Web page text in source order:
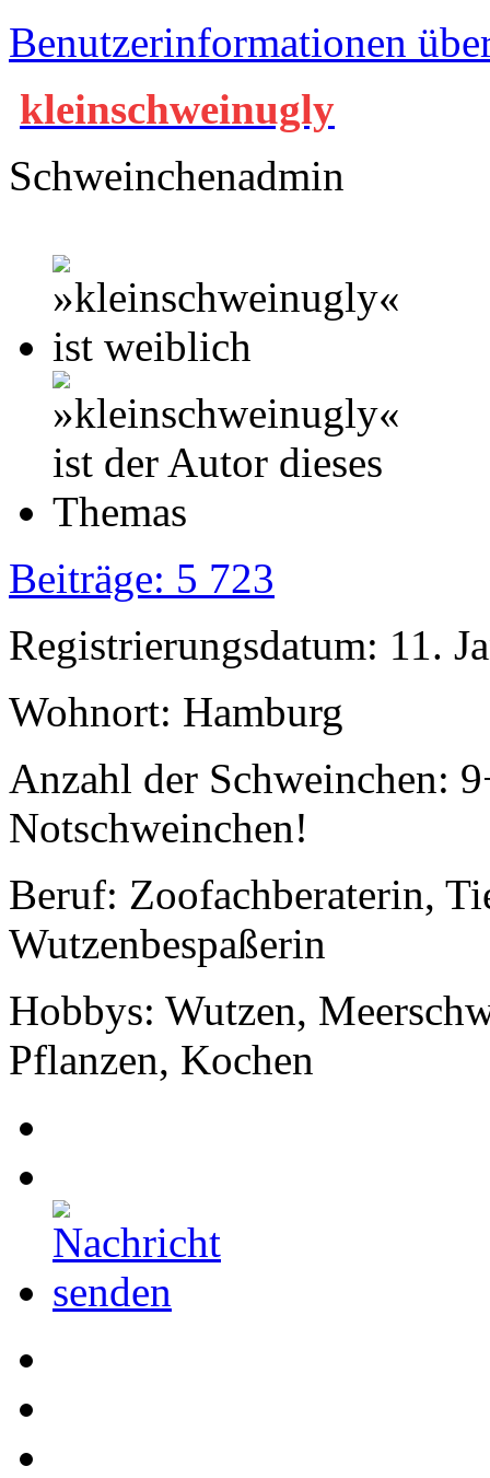
Benutzerinformationen
kleinschweinugly
Schweinchenadmin
Beiträge: 5 723
Registrierungsdatum: 11.
Wohnort: Hamburg
Anzahl der Schweinchen:
Notschweinchen!
Beruf: Zoofachberaterin,
Wutzenbespaßerin
Hobbys: Wutzen,
Pflanzen, Kochen